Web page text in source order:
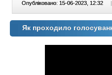
Опубліковано: 15-06-2023, 12:32 |
Як проходило